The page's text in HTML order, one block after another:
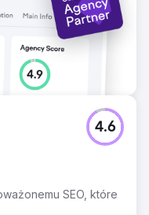
SEO, które
4.6